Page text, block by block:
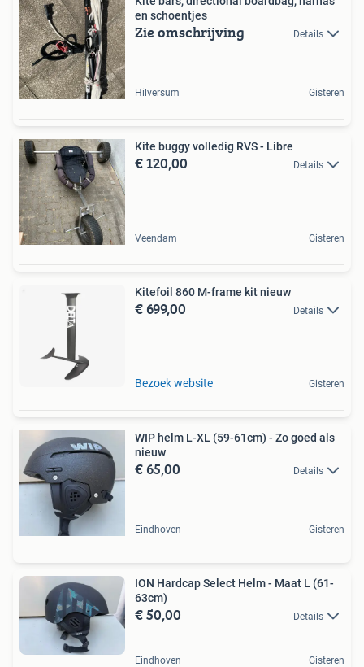
en schoentjes
Zie omschrijving Details
Hilversum Gisteren
Kite buggy volledig RVS - Libre
€ 120,00 Details
Veendam Gisteren
Kitefoil 860 M-frame kit nieuw
€ 699,00 Details
Bezoek website Gisteren
WIP helm L-XL (59-61cm) - Zo goed als
nieuw
€ 65,00 Details
Eindhoven Gisteren
ION Hardcap Select Helm - Maat L (61-
63cm)
€ 50,00 Details
Eindhoven Gisteren